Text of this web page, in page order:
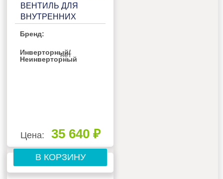
ВЕНТИЛЬ ДЛЯ
ВНУТРЕННИХ
CLIMATE GC-
FM2/EXA3
Бренд:
Инверторный/
Неинверторный
нет
Цена: 35 640 ₽
В КОРЗИНУ